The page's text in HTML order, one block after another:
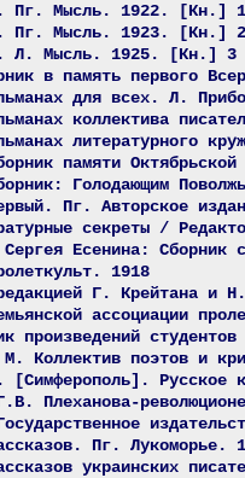
Пг. Мысль. 1922. [Кн.] 1
Пг. Мысль. 1923. [Кн.] 2
Л. Мысль. 1925. [Кн.] 3
в память первого
для всех. Л.
коллектива
литературного
памяти
Голодающим
Пг. Авторское
секреты /
Есенина:
1918
Г. Крейтана и
ассоциации
произведений
М. Коллектив поэтов и
[Симферополь].
Плеханова-
Пг. Лукоморье.
украинских